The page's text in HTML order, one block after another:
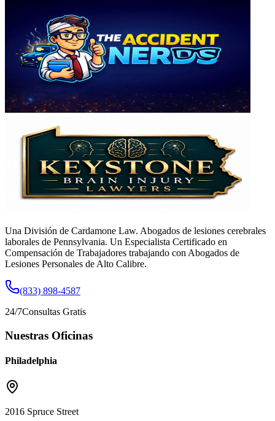
Una División de Cardamone Law. Abogados de lesiones cerebrales
laborales de Pennsylvania. Un Especialista Certificado en
Compensación de Trabajadores trabajando con Abogados de
Lesiones Personales de Alto Calibre.
(833) 898-4587
24/7Consultas Gratis
Nuestras Oficinas
Philadelphia
2016 Spruce Street